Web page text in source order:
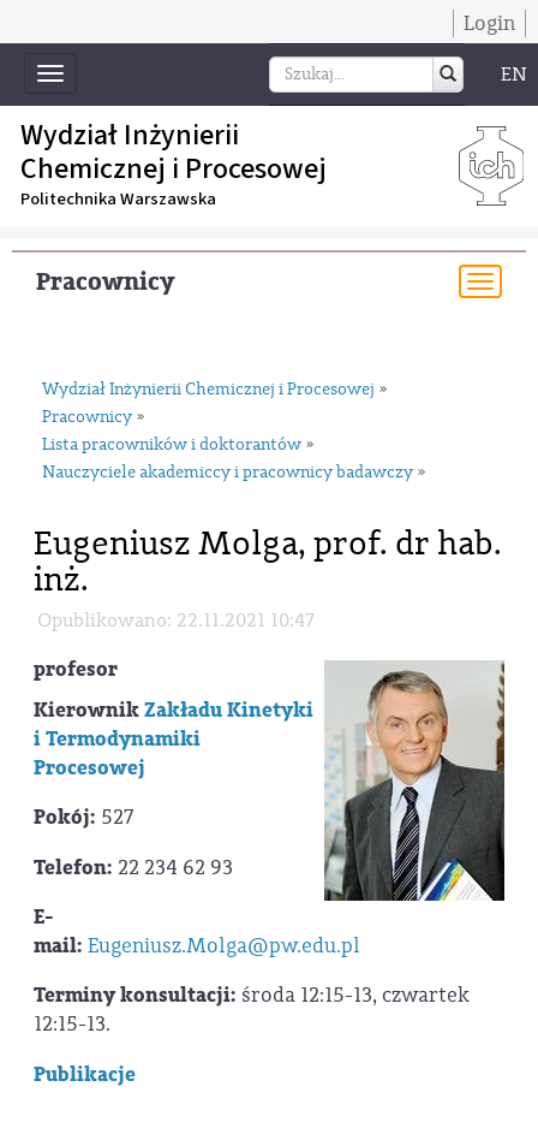
Login
Toggle
navigation
EN
Wydział Inżynierii
Chemicznej i Procesowej
Politechnika Warszawska
Pracownicy
Wydział Inżynierii Chemicznej i Procesowej »
Pracownicy »
Lista pracowników i doktorantów »
Nauczyciele akademiccy i pracownicy badawczy »
Eugeniusz Molga, prof. dr hab.
inż.
Opublikowano: 22.11.2021 10:47
profesor
KierownikZakładu Kinetyki
i Termodynamiki
Procesowej
Pokój: 527
Telefon: 22 234 62 93
E-
mail: Eugeniusz.Molga@pw.edu.pl
Terminy konsultacji: środa 12:15-13, czwartek
12:15-13.
Publikacje